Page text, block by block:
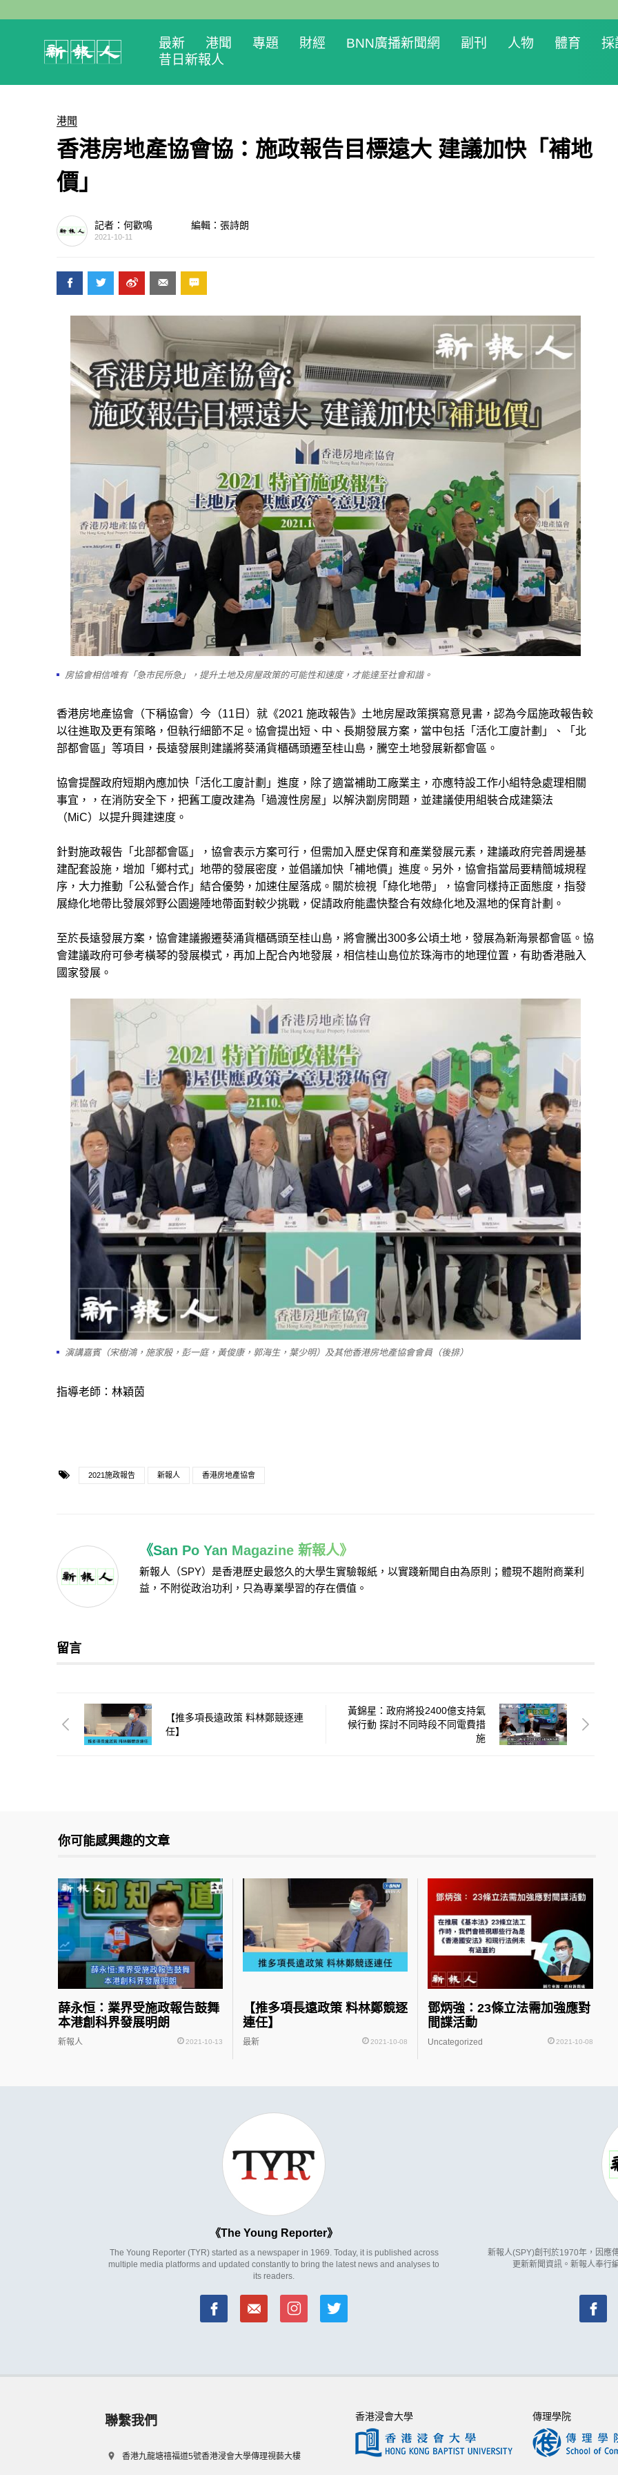
最新 港聞 專題 財經 BNN廣播新聞網 副刊 人物 體育 採
昔日新報人
港聞
香港房地產協會協：施政報告目標遠大 建議加快「補地
價」
記者：何歡鳴 編輯：張詩朗
2021-10-11
房協會相信唯有「急市民所急」，提升土地及房屋政策的可能性和速度，才能達至社會和諧。
香港房地產協會（下稱協會）今（11 日）就《2021 施政報告》土地房屋政策撰寫意見書，認為今屆施政報告較
以往進取及更有策略，但執行細節不足。協會提出短、中、長期發展方案，當中包括「活化工廈計劃」、「北
部都會區」等項目，長遠發展則建議將葵涌貨櫃碼頭遷至桂山島，騰空土地發展新都會區。
協會提醒政府短期內應加快「活化工廈計劃」進度，除了適當補助工廠業主，亦應特設工作小組特急處理相關
事宜，，在消防安全下，把舊工廈改建為「過渡性房屋」以解決劏房問題，並建議使用組裝合成建築法
（MiC）以提升興建速度。
針對施政報告「北部都會區」，協會表示方案可行，但需加入歷史保育和產業發展元素，建議政府完善周邊基
建配套設施，增加「鄉村式」地帶的發展密度，並倡議加快「補地價」進度。另外，協會指當局要精簡城規程
序，大力推動「公私營合作」結合優勢，加速住屋落成。關於檢視「綠化地帶」，協會同樣持正面態度，指發
展綠化地帶比發展郊野公園邊陲地帶面對較少挑戰，促請政府能盡快整合有效綠化地及濕地的保育計劃。
至於長遠發展方案，協會建議搬遷葵涌貨櫃碼頭至桂山島，將會騰出300多公頃土地，發展為新海景都會區。協
會建議政府可參考橫琴的發展模式，再加上配合內地發展，相信桂山島位於珠海市的地理位置，有助香港融入
國家發展。
演講嘉賓（宋樹鴻，施家殷，彭一庭，黃俊康，郭海生，葉少明）及其他香港房地產協會會員（後排）
指導老師：林穎茵
2021施政報告 新報人 香港房地產協會
《San Po Yan Magazine 新報人》
新報人（SPY）是香港歷史最悠久的大學生實驗報紙，以實踐新聞自由為原則；體現不趨附商業利
益，不附從政治功利，只為專業學習的存在價值。
留言
【推多項長遠政策 料林鄭競逐連
任】
黃錦星：政府將投2400億支持氣
候行動 探討不同時段不同電費措
施
你可能感興趣的文章
薛永恒：業界受施政報告鼓舞
本港創科界發展明朗
新報人 2021-10-13
【推多項長遠政策 料林鄭競逐
連任】
最新 2021-10-08
鄧炳強：23條立法需加強應對
間諜活動
Uncategorized 2021-10-08
The Young Reporter
The Young Reporter (TYR) started as a newspaper in 1969. Today, it is published across
multiple media platforms and updated constantly to bring the latest news and analyses to
its readers.
新報人(SPY)創刊於1970年，因應
更新新聞資訊。新報人奉行
聯繫我們
香港九龍塘禧福道5號香港浸會大學傳理視藝大樓
香港浸會大學 傳理學院